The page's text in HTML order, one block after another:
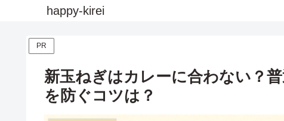
happy-kirei
PR
新玉ねぎはカレーに合わない？
を防ぐコツは？